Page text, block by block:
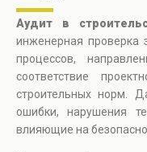
Аудит в
инженерная проверка
процессов,
соответствие
строительных норм.
ошибки, нарушения
влияющие на